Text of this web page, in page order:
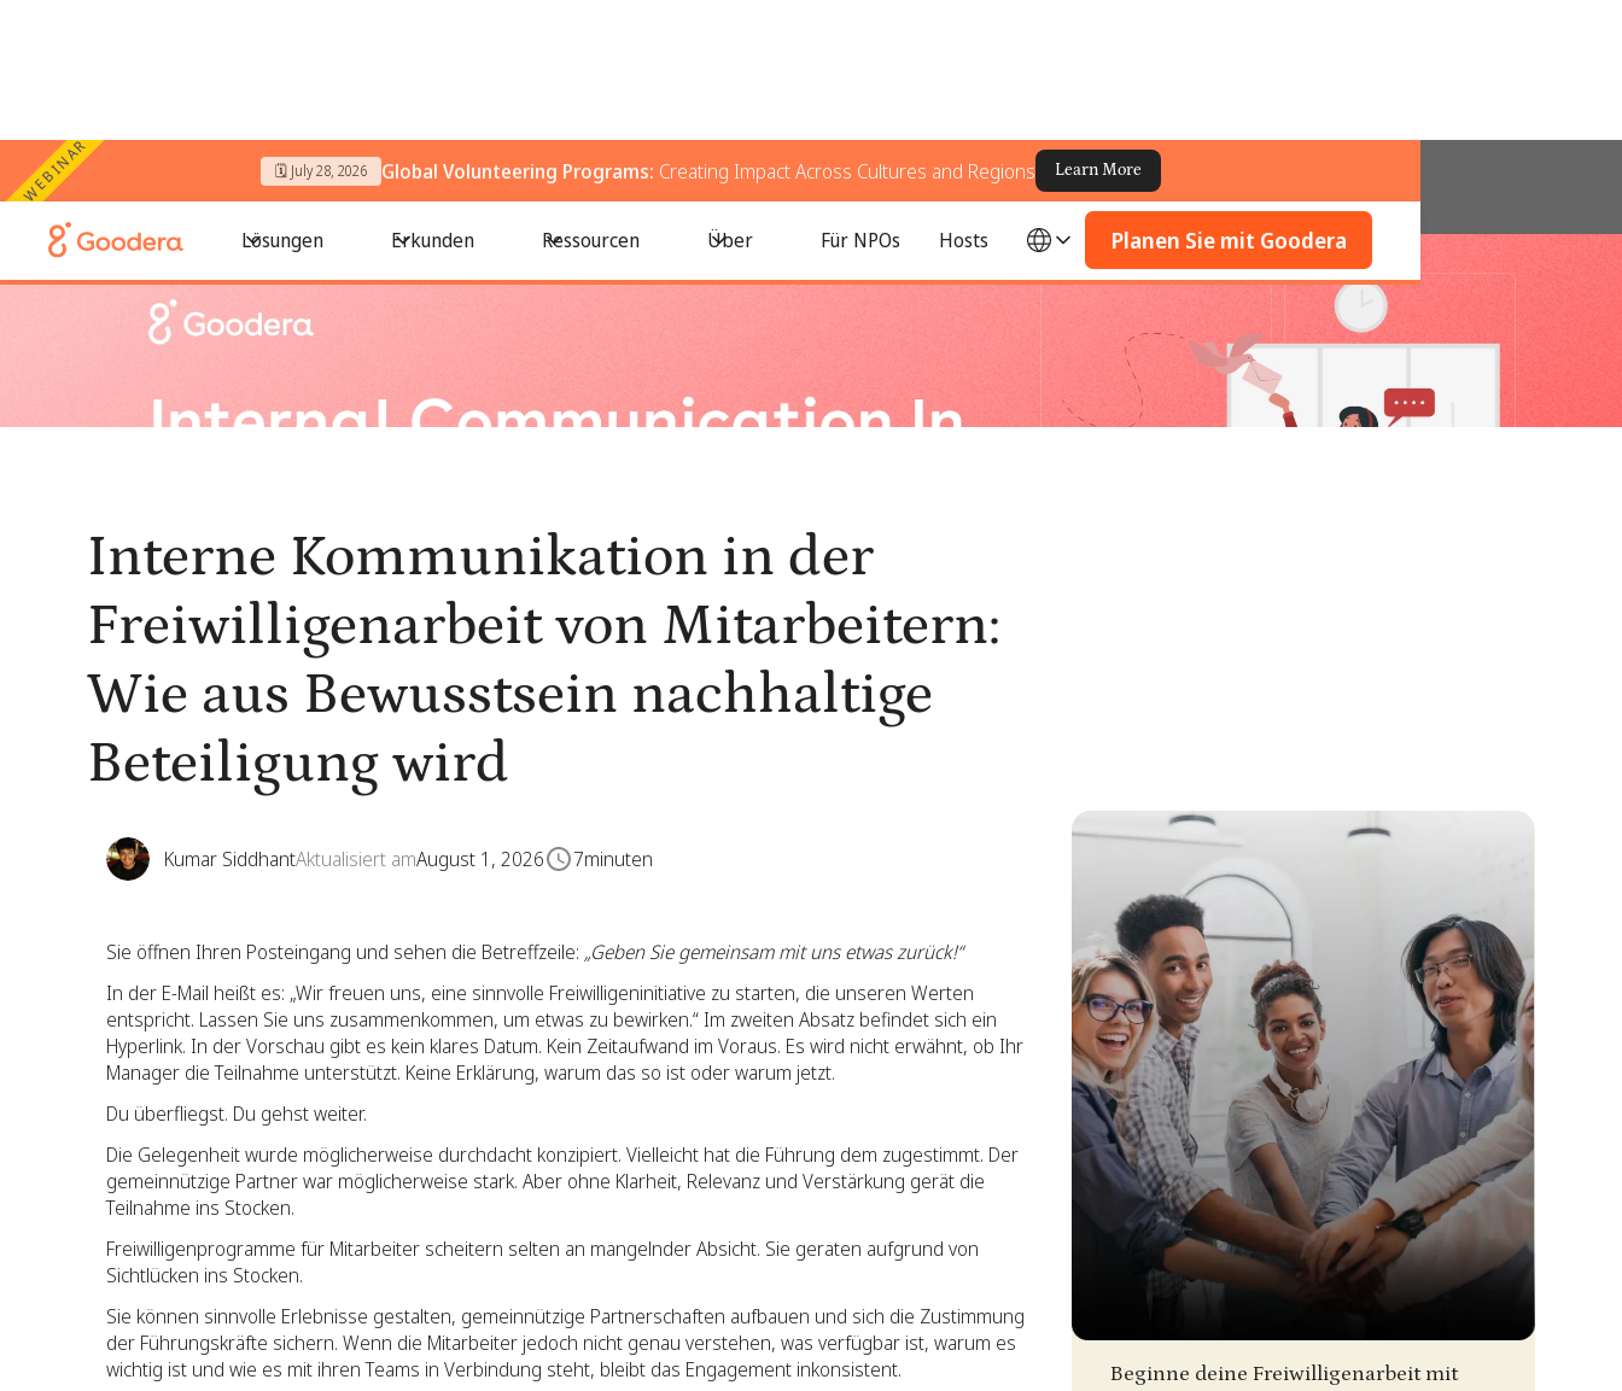
WEBINAR 🗓️ July 28, 2026 Global Volunteering Programs: Creating Impact Across Cultures and Regions Learn More
Lösungen Erkunden Ressourcen Über Für NPOs Hosts Planen Sie mit Goodera
Interne Kommunikation in der Freiwilligenarbeit von Mitarbeitern: Wie aus Bewusstsein nachhaltige Beteiligung wird
Interne Kommunikation in der
Freiwilligenarbeit von Mitarbeitern:
Wie aus Bewusstsein nachhaltige
Beteiligung wird
Kumar SiddhantAktualisiert amAugust 1, 2026 7minuten
Sie öffnen Ihren Posteingang und sehen die Betreffzeile: „Geben Sie gemeinsam mit uns etwas zurück!“
In der E-Mail heißt es: „Wir freuen uns, eine sinnvolle Freiwilligeninitiative zu starten, die unseren Werten
entspricht. Lassen Sie uns zusammenkommen, um etwas zu bewirken.“ Im zweiten Absatz befindet sich ein
Hyperlink. In der Vorschau gibt es kein klares Datum. Kein Zeitaufwand im Voraus. Es wird nicht erwähnt, ob Ihr
Manager die Teilnahme unterstützt. Keine Erklärung, warum das so ist oder warum jetzt.
Du überfliegst. Du gehst weiter.
Die Gelegenheit wurde möglicherweise durchdacht konzipiert. Vielleicht hat die Führung dem zugestimmt. Der
gemeinnützige Partner war möglicherweise stark. Aber ohne Klarheit, Relevanz und Verstärkung gerät die
Teilnahme ins Stocken.
Freiwilligenprogramme für Mitarbeiter scheitern selten an mangelnder Absicht. Sie geraten aufgrund von
Sichtlücken ins Stocken.
Sie können sinnvolle Erlebnisse gestalten, gemeinnützige Partnerschaften aufbauen und sich die Zustimmung
der Führungskräfte sichern. Wenn die Mitarbeiter jedoch nicht genau verstehen, was verfügbar ist, warum es
wichtig ist und wie es mit ihren Teams in Verbindung steht, bleibt das Engagement inkonsistent.
Beginne deine Freiwilligenarbeit mit